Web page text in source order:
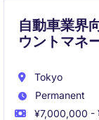
自動車業界
ウントマネ
Tokyo
Permanent
¥7,000,000 -